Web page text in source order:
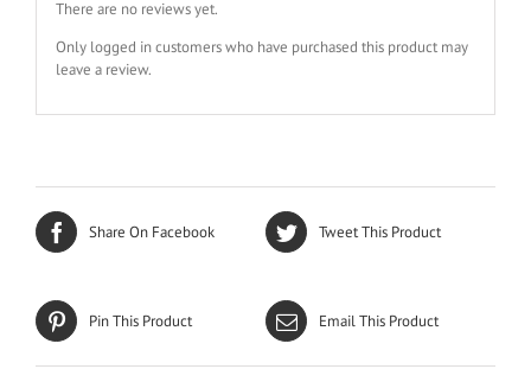
There are no reviews yet.
Only logged in customers who have purchased this product may
leave a review.
Share On Facebook Tweet This Product
Pin This Product Email This Product